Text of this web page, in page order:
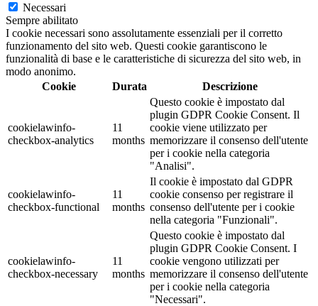
Necessari
Sempre abilitato
I cookie necessari sono assolutamente essenziali per il corretto
funzionamento del sito web. Questi cookie garantiscono le
funzionalità di base e le caratteristiche di sicurezza del sito web, in
modo anonimo.
Cookie
Durata Descrizione
cookielawinfo-
checkbox-analytics
11
months
Questo cookie è impostato dal
plugin GDPR Cookie Consent. Il
cookie viene utilizzato per
memorizzare il consenso dell'utente
per i cookie nella categoria
"Analisi".
cookielawinfo-
checkbox-functional
11
months
Il cookie è impostato dal GDPR
cookie consenso per registrare il
consenso dell'utente per i cookie
nella categoria "Funzionali".
cookielawinfo-
checkbox-necessary
11
months
Questo cookie è impostato dal
plugin GDPR Cookie Consent. I
cookie vengono utilizzati per
memorizzare il consenso dell'utente
per i cookie nella categoria
"Necessari".